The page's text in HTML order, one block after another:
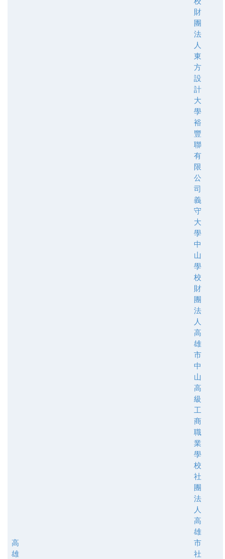
高
雄
財
團
法
人
東
方
設
計
大
學
裕
豐
聯
有
限
公
司
義
守
大
學
中
山
學
校
財
團
法
人
高
雄
市
中
山
高
級
工
商
職
業
學
校
社
團
法
人
高
雄
市
社